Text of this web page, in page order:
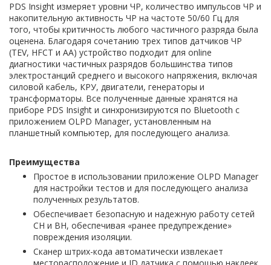
PDS Insight измеряет уровни ЧР, количество импульсов ЧР и
накопительную активность ЧР на частоте 50/60 Гц для
того, чтобы критичность любого частичного разряда была
оценена. Благодаря сочетанию трех типов датчиков ЧР
(TEV, HFCT и AA) устройство подходит для online
диагностики частичных разрядов большинства типов
электростанций среднего и высокого напряжения, включая
силовой кабель, КРУ, двигатели, генераторы и
трансформаторы. Все полученные данные хранятся на
приборе PDS Insight и синхронизируются по Bluetooth с
приложением OLPD Manager, установленным на
планшетный компьютер, для последующего анализа.
Преимущества
Простое в использовании приложение OLPD Manager
для настройки тестов и для последующего анализа
полученных результатов.
Обеспечивает безопасную и надежную работу сетей
СН и ВН, обеспечивая «ранее предупреждение»
повреждения изоляции.
Сканер штрих-кода автоматически извлекает